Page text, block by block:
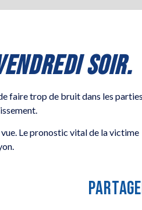
SOIR.
faire trop de bruit dans les parties
Le pronostic vital de la victime